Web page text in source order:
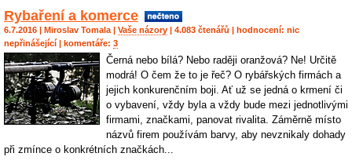
Rybaření a komerce
6.7.2016 | Miroslav Tomala | Vaše názory | 4.083 čtenářů | hodnocení: nic
nepřinášející | komentáře: 3
Černá nebo bílá? Nebo raději oranžová? Ne! Určitě
modrá! O čem že to je řeč? O rybářských firmách a
jejich konkurenčním boji. Ať už se jedná o krmení či
o vybavení, vždy byla a vždy bude mezi jednotlivými
firmami, značkami, panovat rivalita. Záměrně místo
názvů firem používám barvy, aby nevznikaly dohady
při zmínce o konkrétních značkách...